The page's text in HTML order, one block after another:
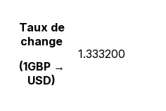
Taux de
change
(1GBP →
USD)
1.333200